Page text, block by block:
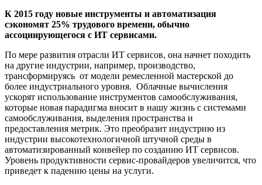
К 2015 году новые инструменты и автоматизация
сэкономят 25% трудового времени, обычно
ассоциирующегося с ИТ сервисами.
По мере развития отрасли ИТ сервисов, она начнет походить
на другие индустрии, например, производство,
трансформируясь от модели ремесленной мастерской до
более индустриального уровня. Облачные вычисления
ускорят использование инструментов самообслуживания,
которые новая парадигма вносит в нашу жизнь с системами
самообслуживания, выделения пространства и
предоставления метрик. Это преобразит индустрию из
индустрии высокотехнологичной штучной среды в
автоматизированный конвейер по созданию ИТ сервисов.
Уровень продуктивности сервис-провайдеров увеличится, что
приведет к падению цены на услуги.